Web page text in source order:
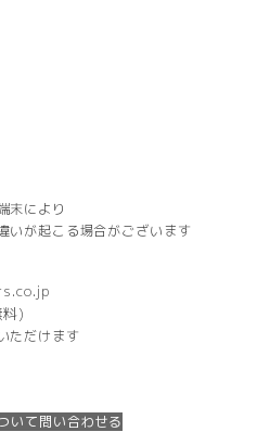
末により
いが起こる場合がございます
)
ただけます
いて問い合わせる